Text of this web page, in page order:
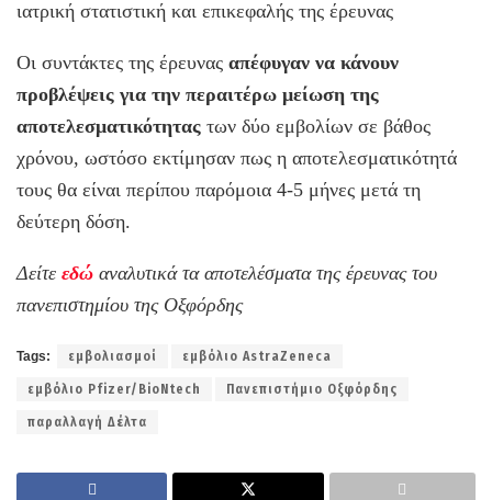
ιατρική στατιστική και επικεφαλής της έρευνας
Οι συντάκτες της έρευνας απέφυγαν να κάνουν
προβλέψεις για την περαιτέρω μείωση της
αποτελεσματικότητας των δύο εμβολίων σε βάθος
χρόνου, ωστόσο εκτίμησαν πως η αποτελεσματικότητά
τους θα είναι περίπου παρόμοια 4-5 μήνες μετά τη
δεύτερη δόση.
Δείτε εδώ αναλυτικά τα αποτελέσματα της έρευνας του
πανεπιστημίου της Οξφόρδης
Tags: εμβολιασμοί εμβόλιο AstraZeneca
εμβόλιο Pfizer/BioNtech Πανεπιστήμιο Οξφόρδης
παραλλαγή Δέλτα